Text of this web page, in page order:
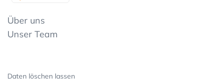
Über uns
Unser Team
Daten löschen lassen